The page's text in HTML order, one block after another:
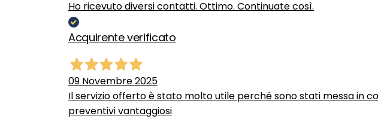
Ho ricevuto diversi contatti. Ottimo. Continuate così.
Acquirente verificato
09 Novembre 2025
Il servizio offerto è stato molto utile perché sono stati messa in
preventivi vantaggiosi